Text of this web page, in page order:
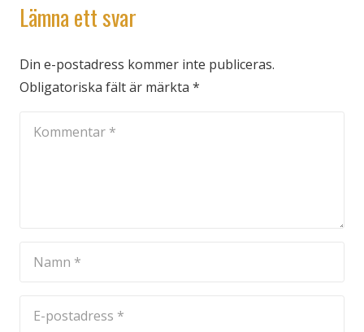
Lämna ett svar
Din e-postadress kommer inte publiceras.
Obligatoriska fält är märkta *